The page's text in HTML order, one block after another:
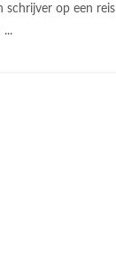
schrijver op een reis
...